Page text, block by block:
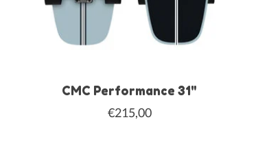
CMC Performance 31"
€215,00